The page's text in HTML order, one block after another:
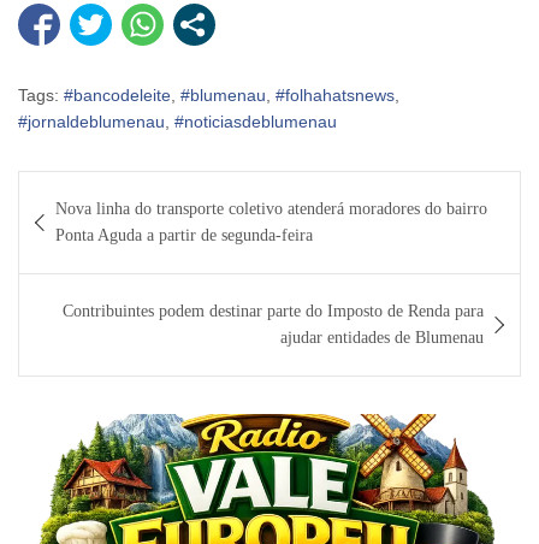
Tags: #bancodeleite, #blumenau, #folhahatsnews,
#jornaldeblumenau, #noticiasdeblumenau
de
Post
Nova linha do transporte coletivo atenderá moradores do bairro
Ponta Aguda a partir de segunda-feira
Contribuintes podem destinar parte do Imposto de Renda para
ajudar entidades de Blumenau